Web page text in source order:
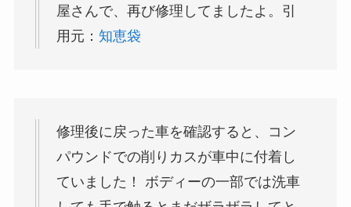
屋さんで、再び修理してましたよ。引
用元： 知恵袋
修理後に戻った車を確認すると、コン
パウンドでの削りカスが車中に付着し
ていました！ ボディーの一部では洗車